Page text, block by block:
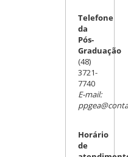
Telefone
da
Pós-
Graduação
(48)
3721-
7740
E-mail:
Horário
de